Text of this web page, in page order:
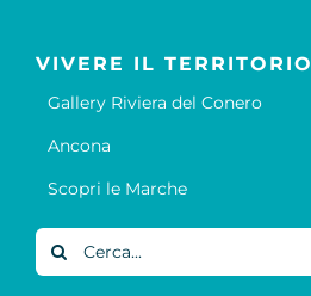
VIVERE IL TERRITORIO
Gallery Riviera del Conero
Ancona
Scopri le Marche
Cerca
per: